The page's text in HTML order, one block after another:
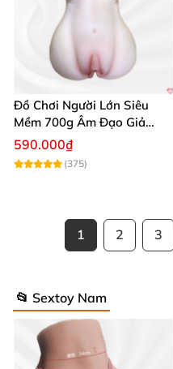
Đồ Chơi Người Lớn Siêu
Mềm 700g Âm Đạo Giả
Silicon Tự Sướng
590.000₫
(375)
1 2 3
📂 Sextoy Nam